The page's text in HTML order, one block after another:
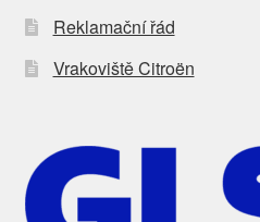
Reklamační řád
Vrakoviště Citroën